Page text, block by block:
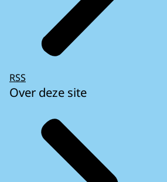
RSS
Over deze site